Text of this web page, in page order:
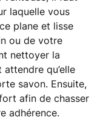
laquelle vous
plane et lisse
ou de votre
nettoyer la
qu’elle
savon. Ensuite,
afin de chasser
adhérence.